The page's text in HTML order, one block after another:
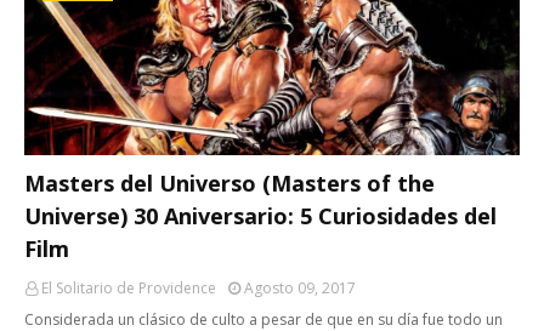
Masters del Universo (Masters of the
Universe) 30 Aniversario: 5 Curiosidades del
Film
El Solitario de Providence
Agosto 09, 2017
Considerada un clásico de culto a pesar de que en su día fue todo un